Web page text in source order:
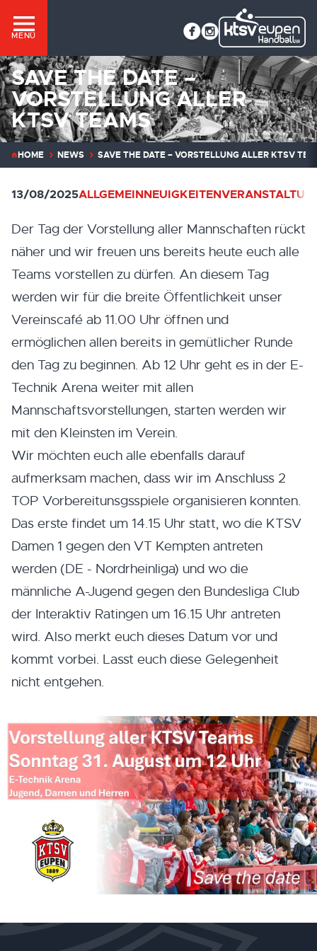
MENÜ
SAVE THE DATE –
VORSTELLUNG ALLER
KTSV TEAMS
HOME NEWS SAVE THE DATE – VORSTELLUNG ALLER KTSV
13/08/2025ALLGEMEINNEUIGKEITEN
Der Tag der Vorstellung aller Mannschaften rückt
näher und wir freuen uns bereits heute euch alle
Teams vorstellen zu dürfen. An diesem Tag
werden wir für die breite Öffentlichkeit unser
Vereinscafé ab 11.00 Uhr öffnen und
ermöglichen allen bereits in gemütlicher Runde
den Tag zu beginnen. Ab 12 Uhr geht es in der E-
Technik Arena weiter mit allen
Mannschaftsvorstellungen, starten werden wir
mit den Kleinsten im Verein.
Wir möchten euch alle ebenfalls darauf
aufmerksam machen, dass wir im Anschluss 2
TOP Vorbereitunsgsspiele organisieren konnten.
Das erste findet um 14.15 Uhr statt, wo die KTSV
Damen 1 gegen den VT Kempten antreten
werden (DE - Nordrheinliga) und wo die
männliche A-Jugend gegen den Bundesliga Club
der Interaktiv Ratingen um 16.15 Uhr antreten
wird. Also merkt euch dieses Datum vor und
kommt vorbei. Lasst euch diese Gelegenheit
nicht entgehen.